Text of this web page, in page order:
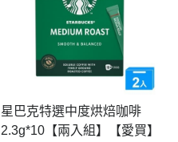
星巴克特選中度烘焙咖啡
2.3g*10【兩入組】【愛買】